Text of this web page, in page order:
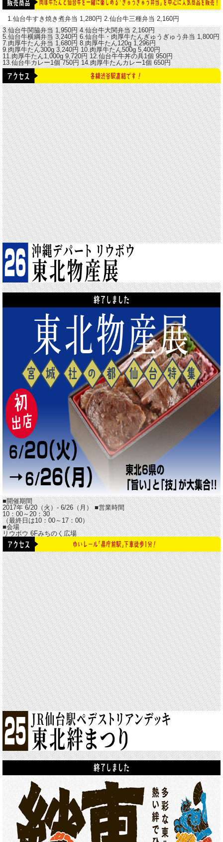
1.仙台牛すき焼き煮弁当 1,280円 2.仙台牛三種弁当 2,160円
3.仙台牛関脇弁当 1,950円 4.仙台牛大関弁当 2,160円
5.仙台牛横綱弁当 3,240円 6.仙台牛・肉厚牛たんぎゅうぎゅう弁当 1,800円
7.肉厚牛たん弁当 1,680円 8.肉厚牛たん120g 1,296円
9.肉厚牛たん300g 3,240円 10.肉厚牛たん500g 5,400円
11.肉厚牛たん1,000g 9,720円 12.仙台牛牛丼の具1個 950円
13.仙台牛カレー1個 750円 14.肉厚牛たんカレー1個 650円
■開催期間
2017年 6/20（火）- 6/26（月）■営業時間
10：00～20：30
（最終日は10：00～17：00）
■会場
リウボウ 6Fみちのく広場